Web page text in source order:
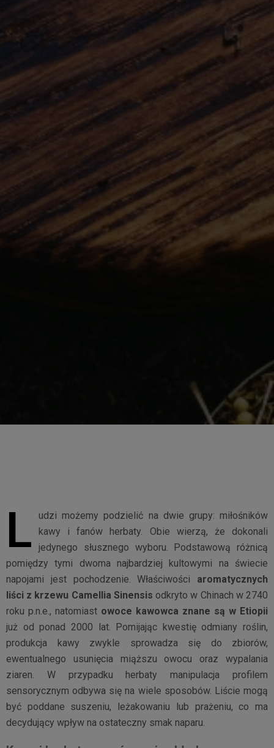
L
udzi możemy podzielić na dwie grupy: miłośników
kawy i fanów herbaty. Obie wierzą, że dokonali
jedynego słusznego wyboru. Podstawową różnicą
pomiędzy tymi dwoma najbardziej kultowymi na świecie
napojami jest pochodzenie. Właściwości aromatycznych
liści z krzewu Camellia Sinensis odkryto w Chinach w 2740
roku p.n.e., natomiast owoce kawowca znane są w Etiopii
już od ponad 2000 lat. Pomijając kwestię odmiany roślin,
produkcja kawy zwykle sprowadza się do zbiorów,
ewentualnego usunięcia miąższu owocu oraz wypalania
ziaren. W przypadku herbaty manipulacja profilem
sensorycznym odbywa się na wiele sposobów. Liście mogą
być poddane suszeniu, leżakowaniu lub prażeniu, co ma
decydujący wpływ na ostateczny smak naparu.